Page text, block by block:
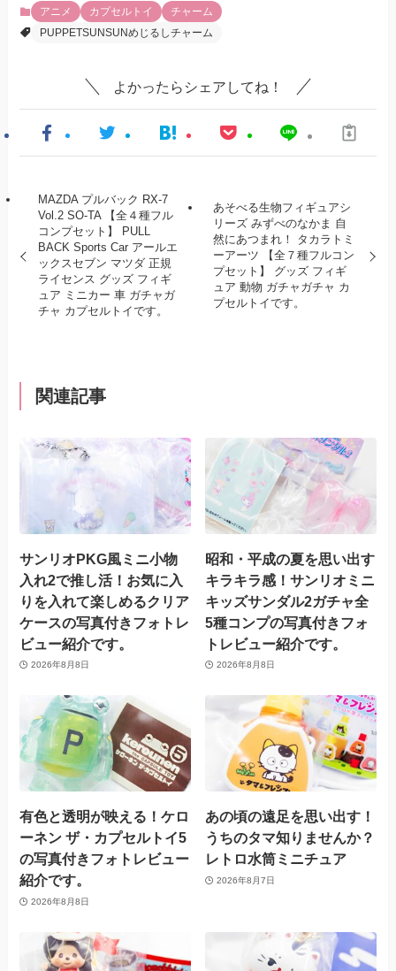
アニメ カプセルトイ
チャーム
PUPPETSUNSUNめじるしチャーム
よかったらシェアしてね！
MAZDA プルバック RX-7
Vol.2 SO-TA 【全４種フル
コンプセット】 PULL
BACK Sports Car アールエ
ックスセブン マツダ 正規
ライセンス グッズ フィギ
ュア ミニカー 車 ガチャガ
チャ カプセルトイです。
あそべる生物フィギュアシ
リーズ みずべのなかま 自
然にあつまれ！ タカラトミ
ーアーツ 【全７種フルコン
プセット】 グッズ フィギ
ュア 動物 ガチャガチャ カ
プセルトイです。
関連記事
サンリオPKG風ミニ小物
入れ2で推し活！お気に入
りを入れて楽しめるクリア
ケースの写真付きフォトレ
ビュー紹介です。
2026年8月8日
昭和・平成の夏を思い出す
キラキラ感！サンリオミニ
キッズサンダル2ガチャ全
5種コンプの写真付きフォ
トレビュー紹介です。
2026年8月8日
有色と透明が映える！ケロ
ーネン ザ・カプセルトイ5
の写真付きフォトレビュー
紹介です。
2026年8月8日
あの頃の遠足を思い出す！
うちのタマ知りませんか？
レトロ水筒ミニチュア
2026年8月7日